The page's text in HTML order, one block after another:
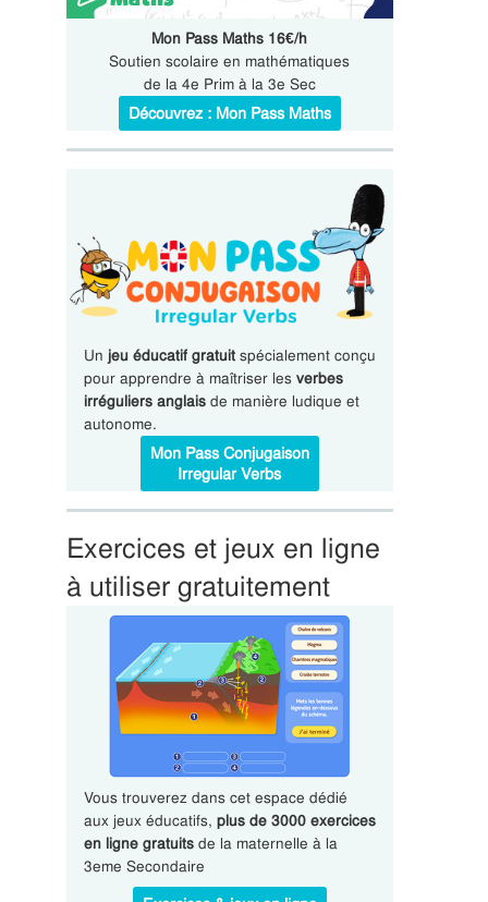
Mon Pass Maths 16€/h
Soutien scolaire en mathématiques
de la 4e Prim à la 3e Sec
Découvrez : Mon Pass Maths
Un jeu éducatif gratuitspécialement conçu
pour apprendre à maîtriser les verbes
irréguliers anglaisde manière ludique et
autonome.
Mon Pass Conjugaison
Irregular Verbs
Exercices et jeux en ligne
à utiliser gratuitement
Vous trouverez dans cet espace dédié
aux jeux éducatifs, plus de 3000 exercices
en ligne gratuitsde la maternelle à la
3eme Secondaire